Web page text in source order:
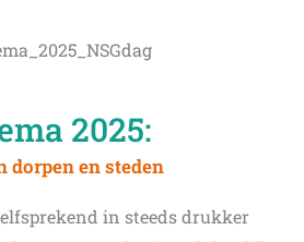
2025:
dorpen en steden
in steeds drukker